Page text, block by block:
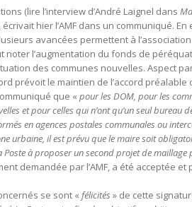
(lire l’interview d’André Laignel dans
écrivait hier l’AMF dans un communiqué.
avancées permettent à
l’augmentation du fonds de
des communes nouvelles. Aspect
prévoit le maintien de l’accord
que « pour les DOM, pour les
et pour celles qui n’ont qu’un seul
en agences postales communales ou
urbaine, il est prévu que le maire soit
à proposer un second projet de maillage
demandée par l’AMF, a été acceptée
se sont « félicités » de cette